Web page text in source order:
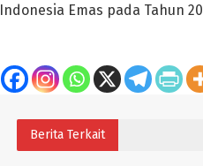
Indonesia Emas pada Tahun
Berita Terkait